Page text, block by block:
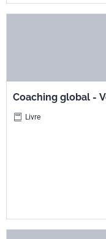
Coaching global -
Fondamentaux du
accompagnement
Livre